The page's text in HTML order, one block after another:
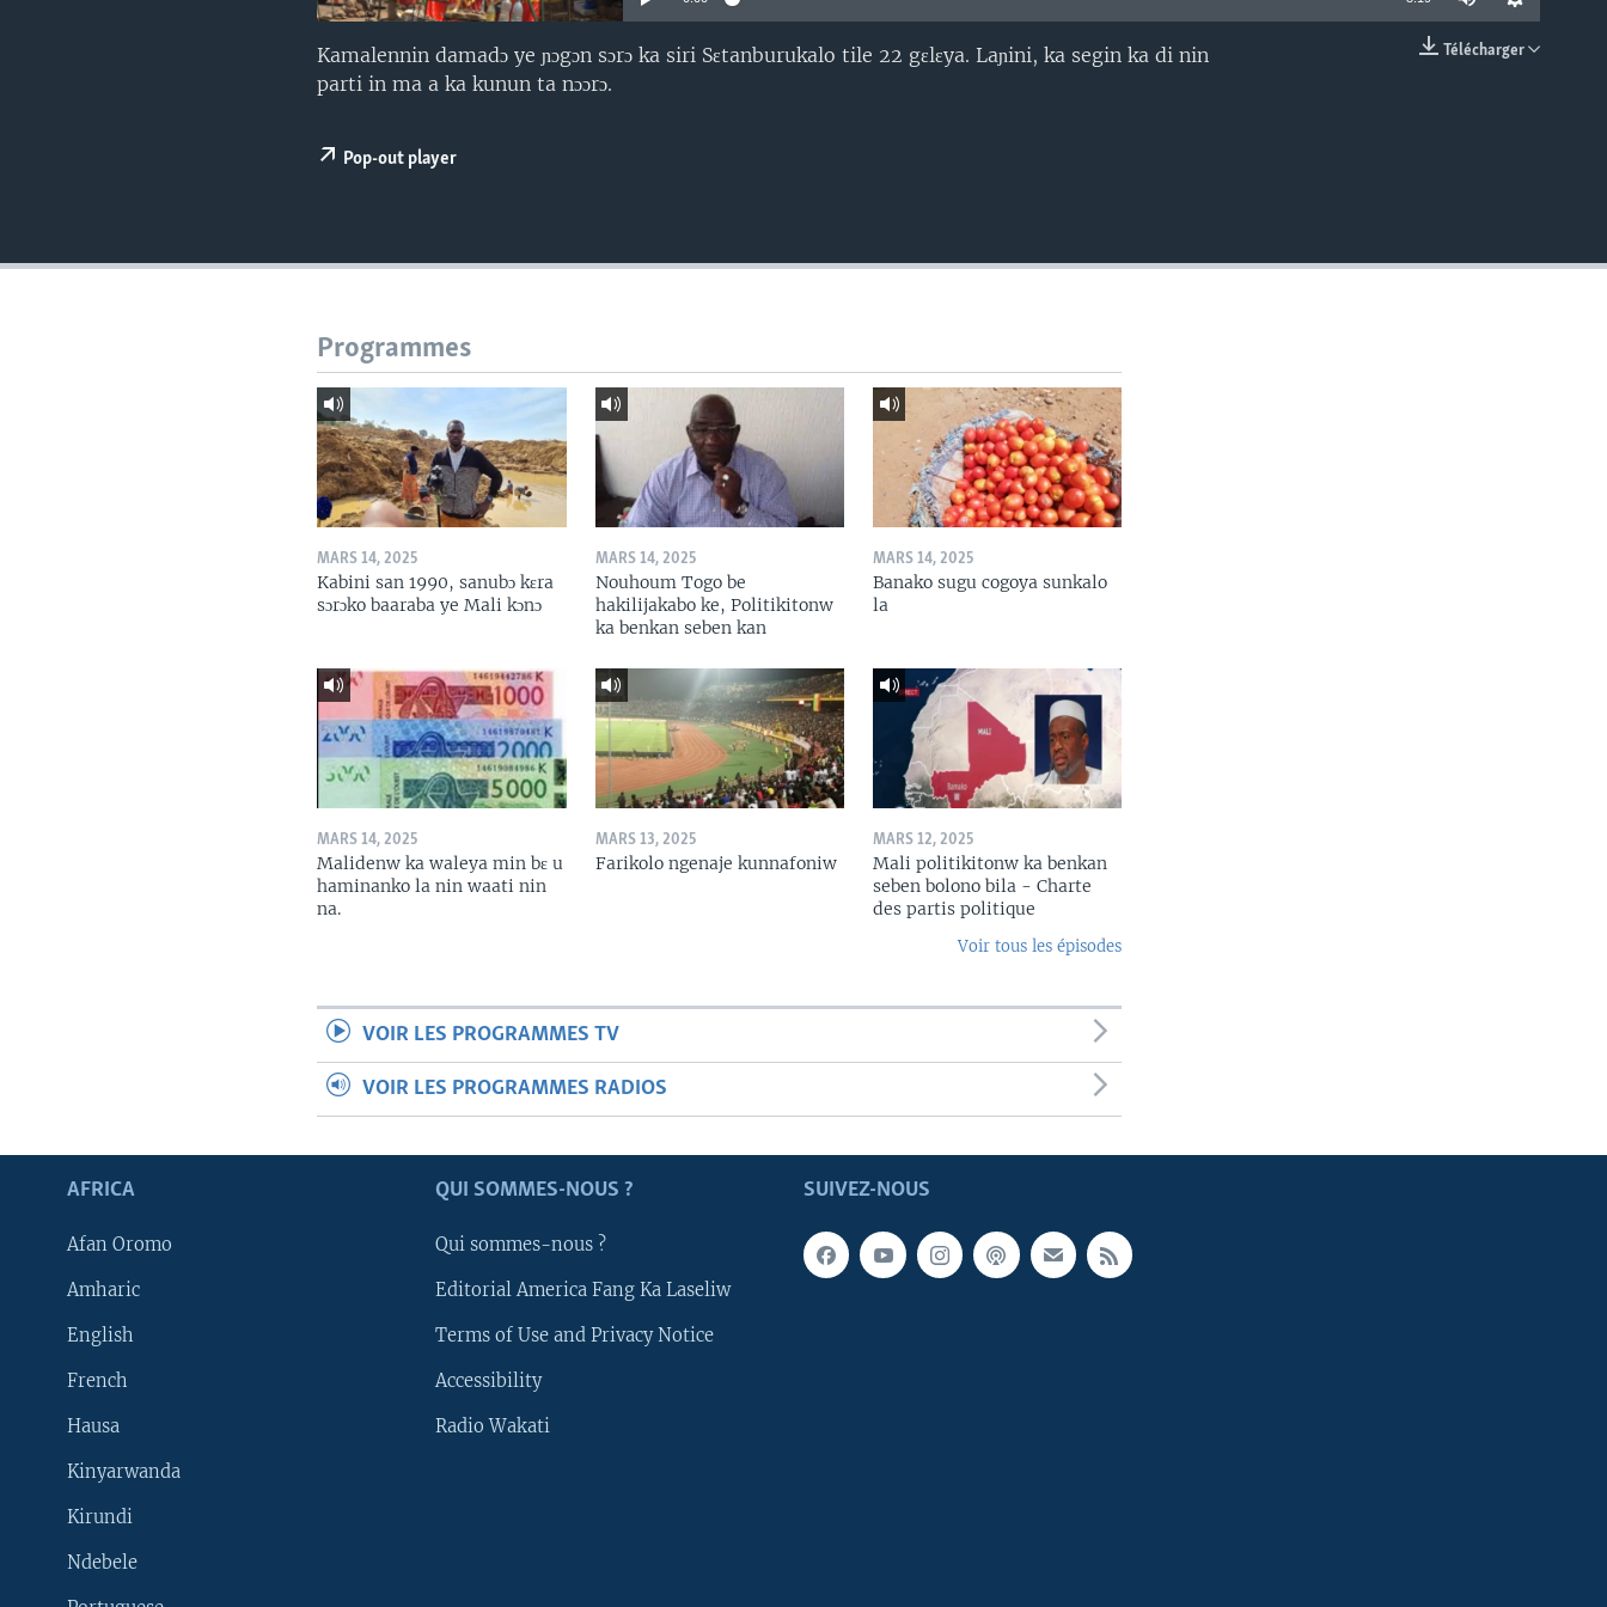
Télécharger
Kamalennin damadɔ ye ɲɔgɔn sɔrɔ ka siri Sɛtanburukalo tile 22 gɛlɛya. Laɲini, ka segin ka di nin
parti in ma a ka kunun ta nɔɔrɔ.
Pop-out player
Programmes
MARS 14, 2025
Kabini san 1990, sanubɔ kɛra
sɔrɔko baaraba ye Mali kɔnɔ
MARS 14, 2025
Nouhoum Togo be
hakilijakabo ke, Politikitonw
ka benkan seben kan
MARS 14, 2025
Banako sugu cogoya sunkalo
la
MARS 14, 2025
Malidenw ka waleya min bɛ u
haminanko la nin waati nin
na.
MARS 13, 2025
Farikolo ngenaje kunnafoniw
MARS 12, 2025
Mali politikitonw ka benkan
seben bolono bila - Charte
des partis politique
Voir tous les épisodes
VOIR LES PROGRAMMES TV
VOIR LES PROGRAMMES RADIOS
SUIVEZ-NOUS
AFRICA
Afan Oromo
Amharic
English
French
Hausa
Kinyarwanda
Kirundi
Ndebele
QUI SOMMES-NOUS ?
Qui sommes-nous ?
Editorial America Fang Ka Laseliw
Terms of Use and Privacy Notice
Accessibility
Radio Wakati